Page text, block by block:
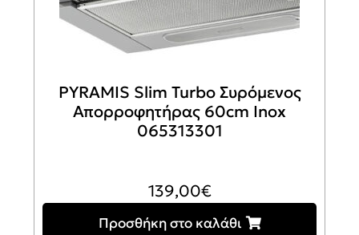
PYRAMIS Slim Turbo Συρόμενος
Απορροφητήρας 60cm Inox
065313301
139,00€
Προσθήκη στο καλάθι